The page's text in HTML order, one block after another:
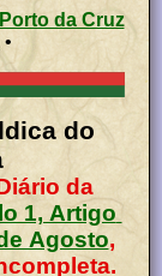
Porto da Cruz
•
do
da
1, Artigo
de 7 de Agosto,